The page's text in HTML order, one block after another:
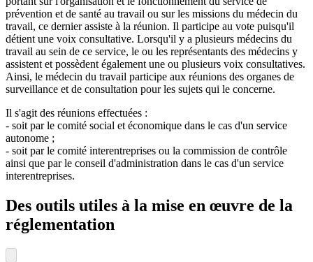
prévention et de santé au travail ou sur les missions du médecin du
travail, ce dernier assiste à la réunion. Il participe au vote puisqu'il
détient une voix consultative. Lorsqu'il y a plusieurs médecins du
travail au sein de ce service, le ou les représentants des médecins y
assistent et possèdent également une ou plusieurs voix consultatives.
Ainsi, le médecin du travail participe aux réunions des organes de
surveillance et de consultation pour les sujets qui le concerne.
Il s'agit des réunions effectuées :
- soit par le comité social et économique dans le cas d'un service
autonome ;
- soit par le comité interentreprises ou la commission de contrôle
ainsi que par le conseil d'administration dans le cas d'un service
interentreprises.
Des outils utiles à la mise en œuvre de la
réglementation